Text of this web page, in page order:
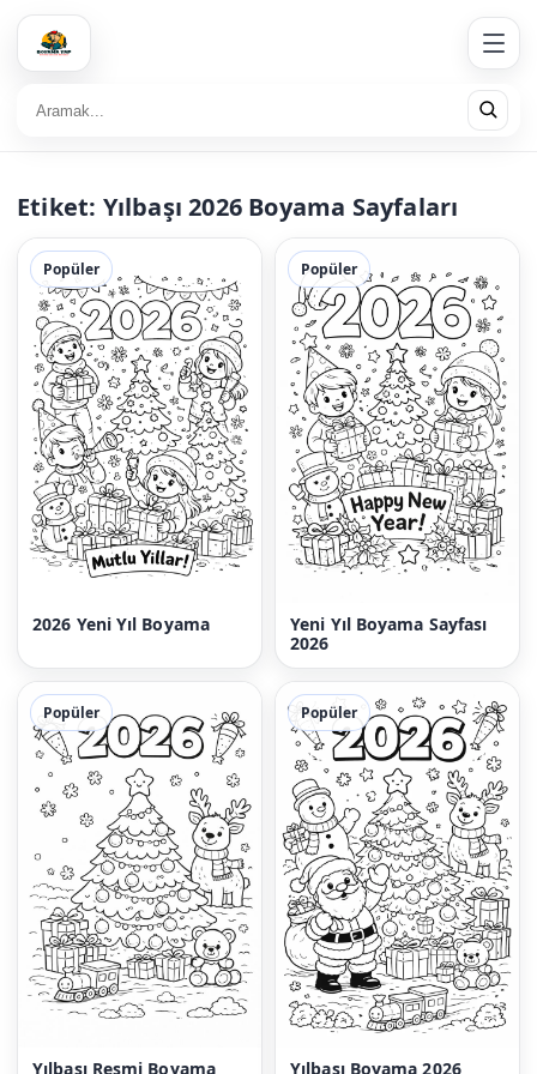
Etiket: Yılbaşı 2026 Boyama Sayfaları
Popüler
2026 Yeni Yıl Boyama
Popüler
Yeni Yıl Boyama Sayfası
2026
Popüler
Yılbaşı Resmi Boyama
Popüler
Yılbaşı Boyama 2026